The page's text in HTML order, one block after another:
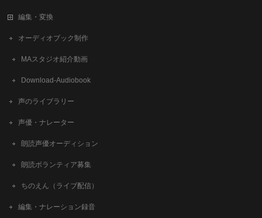
編集・変換
オーディオブック制作
MAスタジオ紹介動画
Download-Audiobook
声のライブラリー
声優・ナレーター
朗読声優オーディション
朗読ボランティア募集
ちのえん（ライブ配信）
編集・ナレーション録音